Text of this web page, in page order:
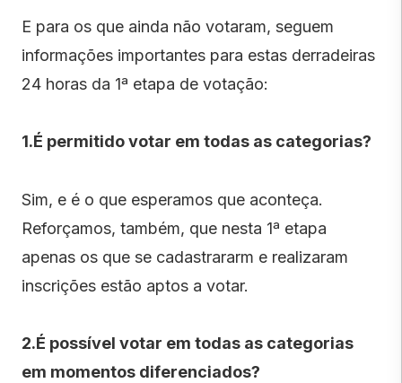
E para os que ainda não votaram, seguem
informações importantes para estas derradeiras
24 horas da 1ª etapa de votação:
1.É permitido votar em todas as categorias?
Sim, e é o que esperamos que aconteça.
Reforçamos, também, que nesta 1ª etapa
apenas os que se cadastrararm e realizaram
inscrições estão aptos a votar.
2.É possível votar em todas as categorias
em momentos diferenciados?